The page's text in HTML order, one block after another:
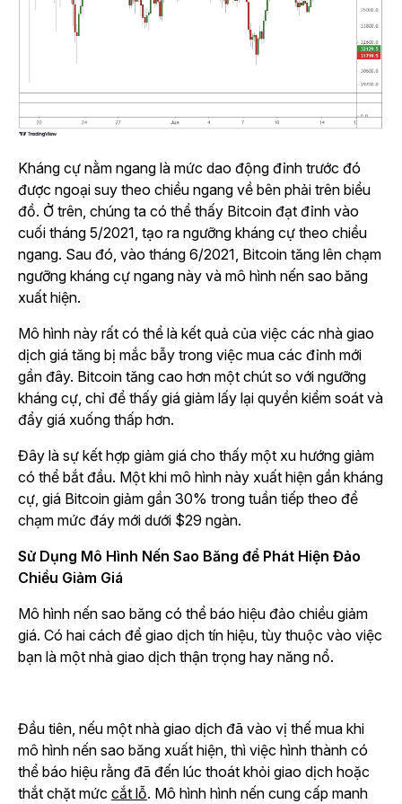
Kháng cự nằm ngang là mức dao động đỉnh trước đó
được ngoại suy theo chiều ngang về bên phải trên biểu
đồ. Ở trên, chúng ta có thể thấy Bitcoin đạt đỉnh vào
cuối tháng 5/2021, tạo ra ngưỡng kháng cự theo chiều
ngang. Sau đó, vào tháng 6/2021, Bitcoin tăng lên chạm
ngưỡng kháng cự ngang này và mô hình nến sao băng
xuất hiện.
Mô hình này rất có thể là kết quả của việc các nhà giao
dịch giá tăng bị mắc bẫy trong việc mua các đỉnh mới
gần đây. Bitcoin tăng cao hơn một chút so với ngưỡng
kháng cự, chỉ để thấy giá giảm lấy lại quyền kiểm soát và
đẩy giá xuống thấp hơn.
Đây là sự kết hợp giảm giá cho thấy một xu hướng giảm
có thể bắt đầu. Một khi mô hình này xuất hiện gần kháng
cự, giá Bitcoin giảm gần 30% trong tuần tiếp theo để
chạm mức đáy mới dưới $29 ngàn.
Sử Dụng Mô Hình Nến Sao Băng để Phát Hiện Đảo
Chiều Giảm Giá
Mô hình nến sao băng có thể báo hiệu đảo chiều giảm
giá. Có hai cách để giao dịch tín hiệu, tùy thuộc vào việc
bạn là một nhà giao dịch thận trọng hay năng nổ.
Đầu tiên, nếu một nhà giao dịch đã vào vị thế mua khi
mô hình nến sao băng xuất hiện, thì việc hình thành có
thể báo hiệu rằng đã đến lúc thoát khỏi giao dịch hoặc
thắt chặt mức cắt lỗ. Mô hình hình nến cung cấp manh